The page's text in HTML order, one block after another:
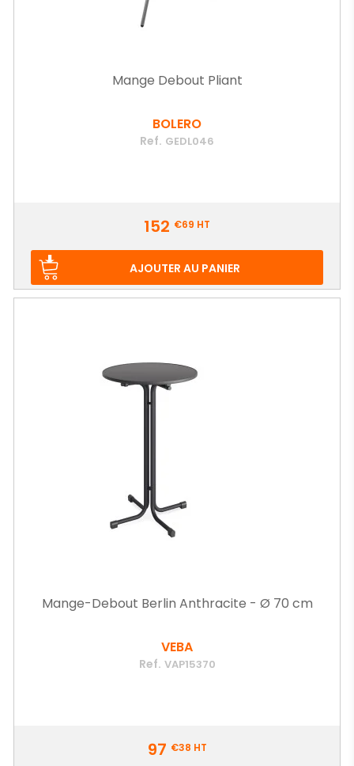
Mange Debout Pliant
BOLERO
Ref. GEDL046
152 €69 HT
AJOUTER AU PANIER
Mange-Debout Berlin Anthracite - Ø 70 cm
VEBA
Ref. VAP15370
97 €38 HT